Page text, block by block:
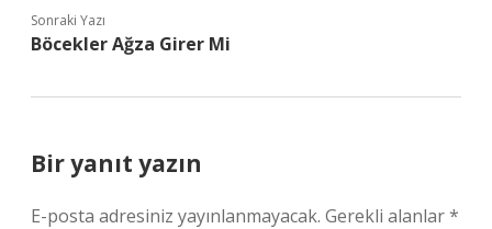
Sonraki Yazı
Böcekler Ağza Girer Mi
Bir yanıt yazın
E-posta adresiniz yayınlanmayacak. Gerekli alanlar*